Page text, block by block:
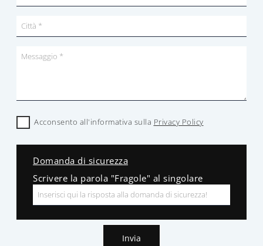
Acconsento all'informativa sulla Privacy Policy
Domanda di sicurezza
Scrivere la parola "Fragole" al singolare
Invia